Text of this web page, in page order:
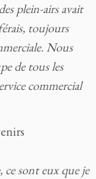
plein-airs avait
toujours
Nous
de tous les
commercial
sont eux que je